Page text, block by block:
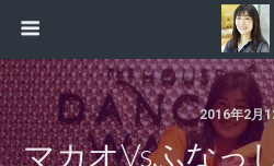
2016年2月
マカオvsふなっ